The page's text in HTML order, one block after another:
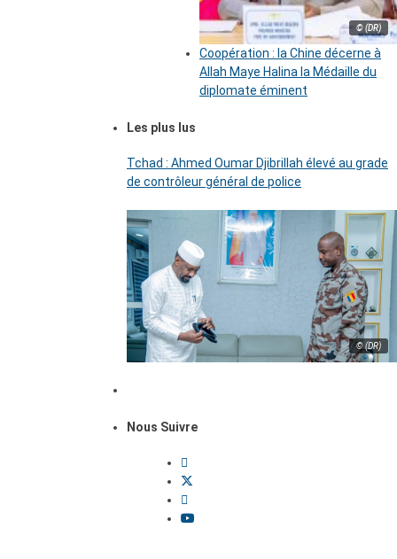
© (DR)
Coopération : la Chine décerne à
Allah Maye Halina la Médaille du
diplomate éminent
Les plus lus
Tchad : Ahmed Oumar Djibrillah élevé au grade
de contrôleur général de police
© (DR)
Nous Suivre